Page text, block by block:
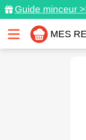
Guide minceur
MES